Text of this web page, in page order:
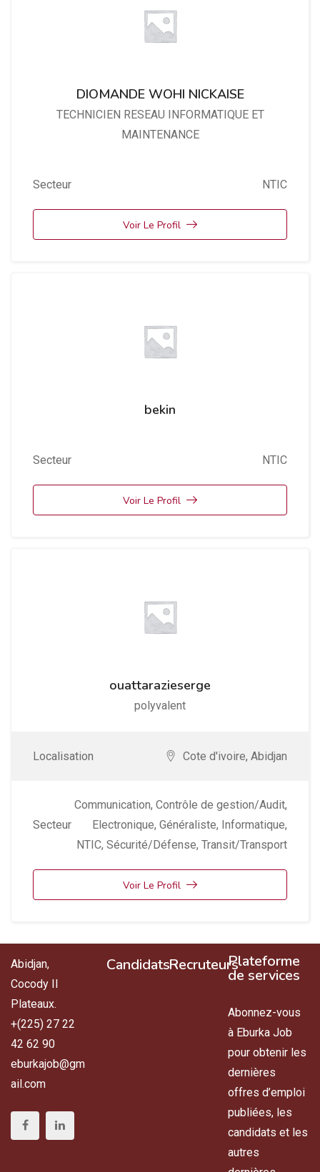
DIOMANDE WOHI NICKAISE
TECHNICIEN RESEAU INFORMATIQUE ET
MAINTENANCE
Secteur NTIC
Voir Le Profil
bekin
Secteur NTIC
Voir Le Profil
ouattarazieserge
polyvalent
Localisation Cote d'ivoire, Abidjan
Secteur
Communication, Contrôle de gestion/Audit,
Electronique, Généraliste, Informatique,
NTIC, Sécurité/Défense, Transit/Transport
Voir Le Profil
Abidjan,
Cocody II
Plateaux.
+(225) 27 22
42 62 90
eburkajob@gm
ail.com
CandidatsRecruteursPlateforme
de services
Abonnez-vous
à Eburka Job
pour obtenir les
dernières
offres d’emploi
publiées, les
candidats et les
autres